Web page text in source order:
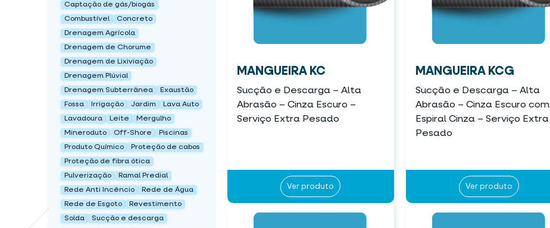
Captação de gás/biogás
Combustível
Concreto
Drenagem Agrícola
Drenagem de Chorume
Drenagem de Lixiviação
Drenagem Plúvial
Drenagem Subterrânea
Exaustão
Fossa
Irrigação Jardim
Lava Auto
Lavadoura
Leite
Mergulho
Mineroduto
Off-Shore
Piscinas
Produto Químico
Proteção de cabos
Proteção de fibra ótica
Pulverização
Ramal Predial
Rede Anti Incêncio
Rede de Água
Rede de Esgoto
Revestimento
Solda
Sucção e descarga
MANGUEIRA KC
Sucção e Descarga – Alta
Abrasão – Cinza Escuro –
Serviço Extra Pesado
Ver produto
MANGUEIRA KCG
Sucção e Descarga – Alta
Abrasão – Cinza Escuro com
Espiral Cinza – Serviço Extra
Pesado
Ver produto